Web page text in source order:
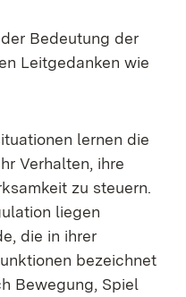
Bedeutung der
Leitgedanken wie
lernen die
Verhalten, ihre
zu steuern.
liegen
die in ihrer
bezeichnet
Bewegung, Spiel